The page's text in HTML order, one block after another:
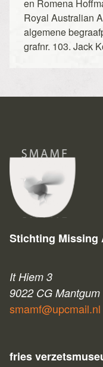
en Romena
Royal Australian
algemene
grafnr. 103. Jack
Stichting Missing
It Hiem 3
9022 CG Mantgum
smamf@upcmail.nl
fries